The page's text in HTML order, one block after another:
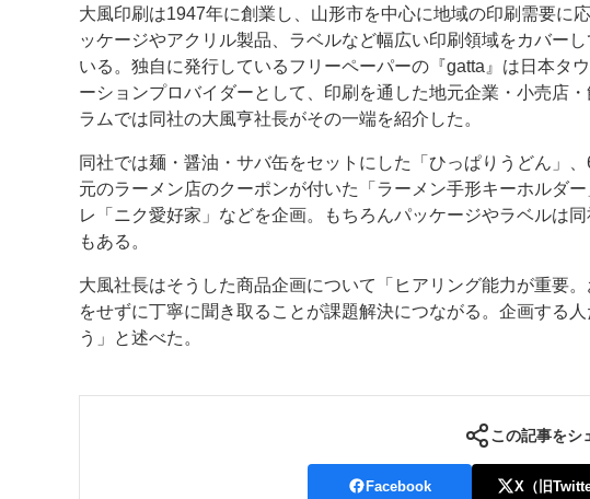
大風印刷は1947年に創業し、山形市を中心に地域の印刷需要に
ッケージやアクリル製品、ラベルなど幅広い印刷領域をカバー
いる。独自に発行しているフリーペーパーの『gatta』は日本タ
ーションプロバイダーとして、印刷を通した地元企業・小売店
ラムでは同社の大風亨社長がその一端を紹介した。
同社では麺・醤油・サバ缶をセットにした「ひっぱりうどん」
元のラーメン店のクーポンが付いた「ラーメン手形キーホルダ
レ「ニク愛好家」などを企画。もちろんパッケージやラベルは
もある。
大風社長はそうした商品企画について「ヒアリング能力が重要
をせずに丁寧に聞き取ることが課題解決につながる。企画する
う」と述べた。
この記事をシ
Facebook X（旧